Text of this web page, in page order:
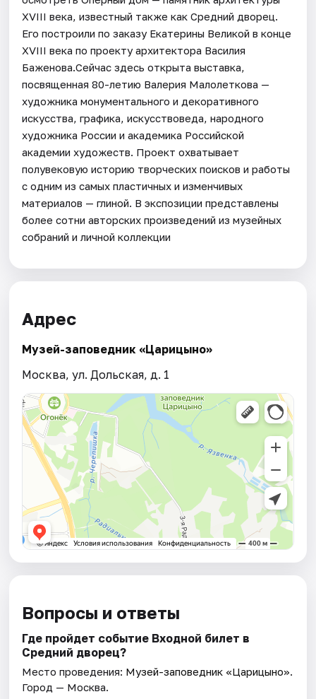
XVIII века, известный также как Средний дворец.
Его построили по заказу Екатерины Великой в конце
XVIII века по проекту архитектора Василия
Баженова.Сейчас здесь открыта выставка,
посвященная 80-летию Валерия Малолеткова —
художника монументального и декоративного
искусства, графика, искусствоведа, народного
художника России и академика Российской
академии художеств. Проект охватывает
полувековую историю творческих поисков и работы
с одним из самых пластичных и изменчивых
материалов — глиной. В экспозиции представлены
более сотни авторских произведений из музейных
собраний и личной коллекции
Адрес
Музей-заповедник «Царицыно»
Москва, ул. Дольская, д. 1
Вопросы и ответы
Где пройдет событие Входной билет в
Средний дворец?
Место проведения: Музей-заповедник «Царицыно».
Город — Москва.